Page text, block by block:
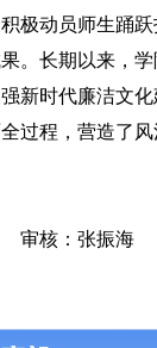
极动员师生踊
。长期以来，
新时代廉洁文
过程，营造了风
审核：张振海